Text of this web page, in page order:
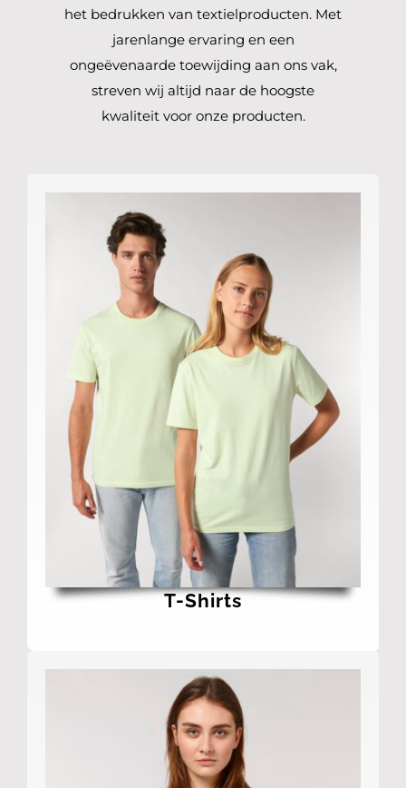
het bedrukken van textielproducten. Met
jarenlange ervaring en een
ongeëvenaarde toewijding aan ons vak,
streven wij altijd naar de hoogste
kwaliteit voor onze producten.
T-Shirts